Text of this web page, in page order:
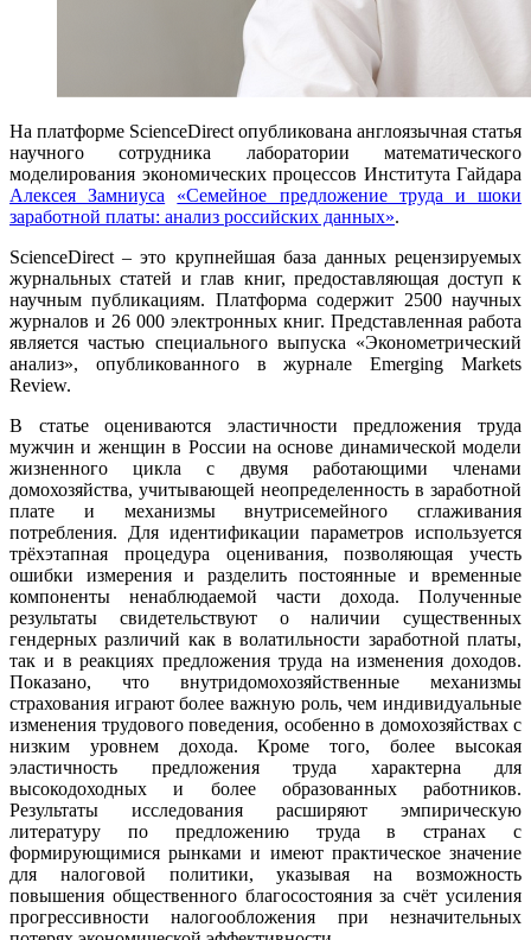
На платформе ScienceDirect опубликована англоязычная статья
научного сотрудника лаборатории математического
моделирования экономических процессов Института Гайдара
Алексея Замниуса
«Семейное предложение труда и шоки
заработной платы: анализ российских данных».
ScienceDirect – это крупнейшая база данных рецензируемых
журнальных статей и глав книг, предоставляющая доступ к
научным публикациям. Платформа содержит 2500 научных
журналов и 26 000 электронных книг. Представленная работа
является частью специального выпуска «Эконометрический
анализ», опубликованного в журнале Emerging Markets
Review.
В статье оцениваются эластичности предложения труда
мужчин и женщин в России на основе динамической модели
жизненного цикла с двумя работающими членами
домохозяйства, учитывающей неопределенность в заработной
плате и механизмы внутрисемейного сглаживания
потребления. Для идентификации параметров используется
трёхэтапная процедура оценивания, позволяющая учесть
ошибки измерения и разделить постоянные и временные
компоненты ненаблюдаемой части дохода. Полученные
результаты свидетельствуют о наличии существенных
гендерных различий как в волатильности заработной платы,
так и в реакциях предложения труда на изменения доходов.
Показано, что внутридомохозяйственные механизмы
страхования играют более важную роль, чем индивидуальные
изменения трудового поведения, особенно в домохозяйствах с
низким уровнем дохода. Кроме того, более высокая
эластичность предложения труда характерна для
высокодоходных и более образованных работников.
Результаты исследования расширяют эмпирическую
литературу по предложению труда в странах с
формирующимися рынками и имеют практическое значение
для налоговой политики, указывая на возможность
повышения общественного благосостояния за счёт усиления
прогрессивности налогообложения при незначительных